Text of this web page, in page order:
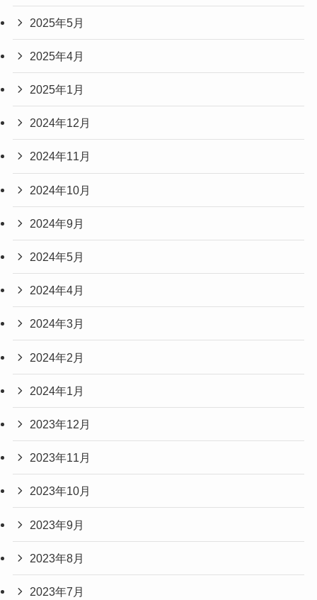
2025年5月
2025年4月
2025年1月
2024年12月
2024年11月
2024年10月
2024年9月
2024年5月
2024年4月
2024年3月
2024年2月
2024年1月
2023年12月
2023年11月
2023年10月
2023年9月
2023年8月
2023年7月